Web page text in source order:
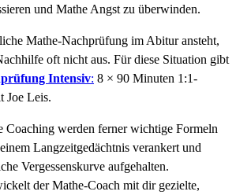
und Mathe Angst zu überwinden.
Mathe-Nachprüfung im Abitur ansteht,
oft nicht aus. Für diese Situation gibt
Intensiv: 8 × 90 Minuten 1:1-
Joe Leis.
Coaching werden ferner wichtige Formeln
Langzeitgedächtnis verankert und
Vergessenskurve aufgehalten.
der Mathe-Coach mit dir gezielte,